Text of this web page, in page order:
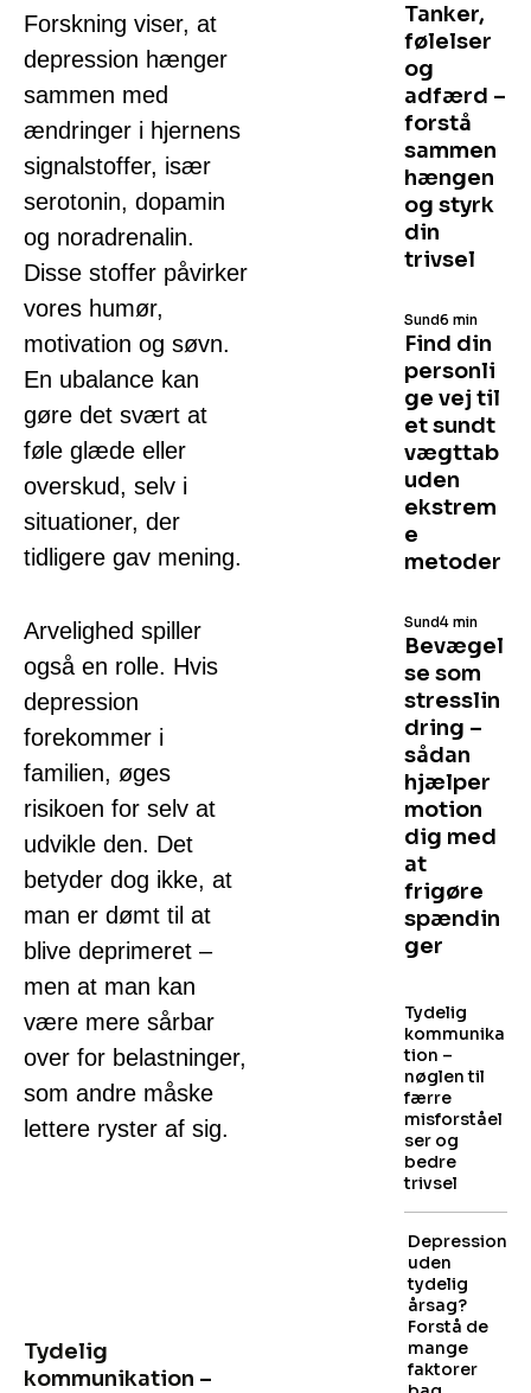
Forskning viser, at
depression hænger
sammen med
ændringer i hjernens
signalstoffer, især
serotonin, dopamin
og noradrenalin.
Disse stoffer påvirker
vores humør,
motivation og søvn.
En ubalance kan
gøre det svært at
føle glæde eller
overskud, selv i
situationer, der
tidligere gav mening.
Arvelighed spiller
også en rolle. Hvis
depression
forekommer i
familien, øges
risikoen for selv at
udvikle den. Det
betyder dog ikke, at
man er dømt til at
blive deprimeret –
men at man kan
være mere sårbar
over for belastninger,
som andre måske
lettere ryster af sig.
Tydelig
kommunikation –
Tanker,
følelser
og
adfærd –
forstå
sammen
hængen
og styrk
din
trivsel
Find din
personli
ge vej til
et sundt
vægttab
uden
ekstrem
e
metoder
Sund6 min
Bevægel
se som
stresslin
dring –
sådan
hjælper
motion
dig med
at
frigøre
spændin
ger
Sund4 min
Tydelig
kommunika
tion –
nøglen til
færre
misforståel
ser og
bedre
trivsel
Depression
uden
tydelig
årsag?
Forstå de
mange
faktorer